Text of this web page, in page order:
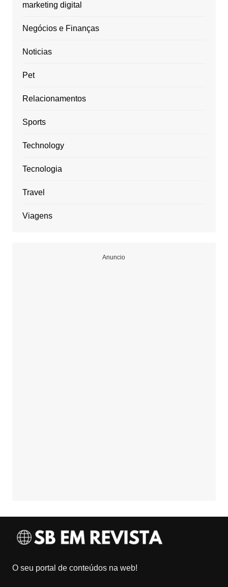
marketing digital
Negócios e Finanças
Noticias
Pet
Relacionamentos
Sports
Technology
Tecnologia
Travel
Viagens
Anuncio
O seu portal de conteúdos na web!